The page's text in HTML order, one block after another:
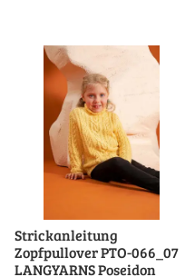
Strickanleitung
Zopfpullover PTO-066_07
LANGYARNS Poseidon